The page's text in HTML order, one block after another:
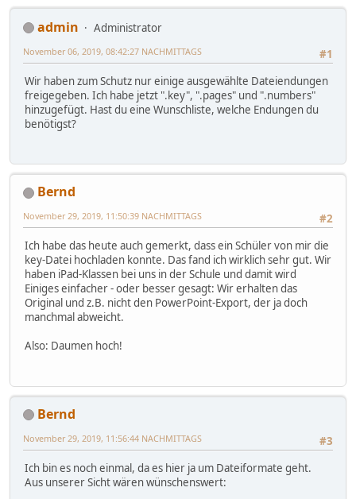
admin
Administrator
#1
November 06, 2019, 08:42:27 NACHMITTAGS
Wir haben zum Schutz nur einige ausgewählte Dateiendungen
freigegeben. Ich habe jetzt ".key", ".pages" und ".numbers"
hinzugefügt. Hast du eine Wunschliste, welche Endungen du
benötigst?
Bernd
#2
November 29, 2019, 11:50:39 NACHMITTAGS
Ich habe das heute auch gemerkt, dass ein Schüler von mir die
key-Datei hochladen konnte. Das fand ich wirklich sehr gut. Wir
haben iPad-Klassen bei uns in der Schule und damit wird
Einiges einfacher - oder besser gesagt: Wir erhalten das
Original und z.B. nicht den PowerPoint-Export, der ja doch
manchmal abweicht.
Also: Daumen hoch!
Bernd
#3
November 29, 2019, 11:56:44 NACHMITTAGS
Ich bin es noch einmal, da es hier ja um Dateiformate geht.
Aus unserer Sicht wären wünschenswert: